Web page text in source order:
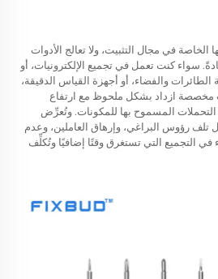
في مجال التثبيت، ولا تعالج الأدوات
سواء كنت تعمل في تجميع الإلكترونيات، أو
الطائرات والفضاء، أو أجهزة القياس الدقيقة،
مخصصة ازداد بشكل ملحوظ مع ارتفاع
التحملات المسموح بها للمكونات. وتُعرِّض
تلف رؤوس البراغي، وإرهاق العاملين، وعدم
في التجميع التي تستغرق وقتًا إضافيًا وتُكلِّف